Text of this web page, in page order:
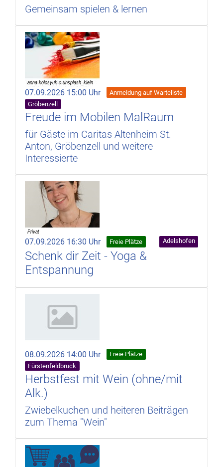
Gemeinsam spielen & lernen
07.09.2026 15:00 Uhr
Anmeldung auf Warteliste
Gröbenzell
Freude im Mobilen MalRaum
für Gäste im Caritas Altenheim St.
Anton, Gröbenzell und weitere
Interessierte
07.09.2026 16:30 Uhr Freie Plätze Adelshofen
Schenk dir Zeit - Yoga &
Entspannung
08.09.2026 14:00 Uhr
Freie Plätze
Fürstenfeldbruck
Herbstfest mit Wein (ohne/mit
Alk.)
Zwiebelkuchen und heiteren Beiträgen
zum Thema "Wein"